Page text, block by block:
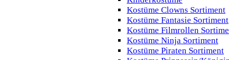
Kostüme Clowns Sortiment
Kostüme Fantasie Sortiment
Kostüme Filmrollen
Kostüme Ninja Sortiment
Kostüme Piraten Sortiment